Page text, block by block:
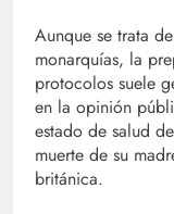
Aunque se trata
monarquías, la
protocolos suele
en la opinión
estado de salud
muerte de su
británica.